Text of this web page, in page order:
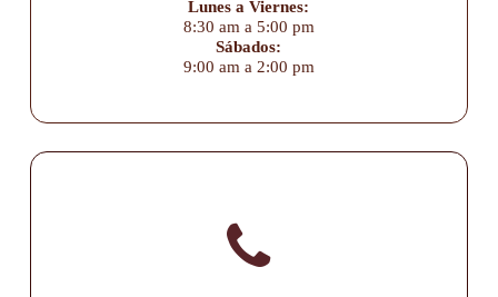
Lunes a Viernes:
8:30 am a 5:00 pm
Sábados:
9:00 am a 2:00 pm